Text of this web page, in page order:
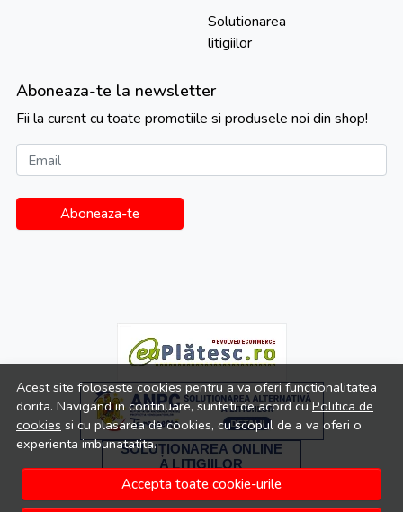
Acest site foloseste cookies pentru a va oferi functionalitatea
dorita. Navigand in continuare, sunteti de acord cuPolitica de
cookies si cu plasarea de cookies, cu scopul de a va oferi o
experienta imbunatatita.
Accepta toate cookie-urile
Solutionarea
litigiilor
Aboneaza-te la newsletter
Fii la curent cu toate promotiile si produsele noi din shop!
Email
Aboneaza-te